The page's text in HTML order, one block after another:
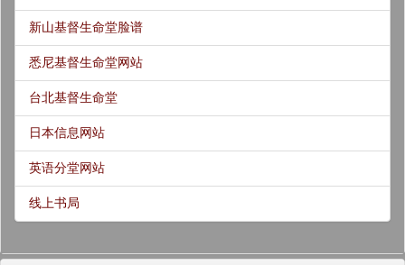
新山基督生命堂脸谱
悉尼基督生命堂网站
台北基督生命堂
日本信息网站
英语分堂网站
线上书局